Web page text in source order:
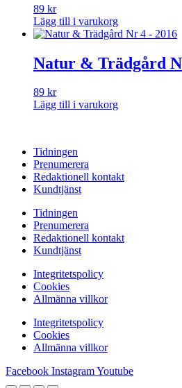
89 kr
Lägg till i varukorg
Natur & Trädgård
89 kr
Lägg till i varukorg
Tidningen
Prenumerera
Redaktionell kontakt
Kundtjänst
Tidningen
Prenumerera
Redaktionell kontakt
Kundtjänst
Integritetspolicy
Cookies
Allmänna villkor
Integritetspolicy
Cookies
Allmänna villkor
Facebook InstagramYoutube